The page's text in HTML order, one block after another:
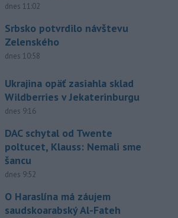
dnes 11:02
Srbsko potvrdilo návštevu
Zelenského
dnes 10:58
Ukrajina opäť zasiahla sklad
Wildberries v Jekaterinburgu
dnes 9:16
DAC schytal od Twente
poltucet, Klauss: Nemali sme
šancu
dnes 9:52
O Haraslína má záujem
saudskoarabský Al-Fateh